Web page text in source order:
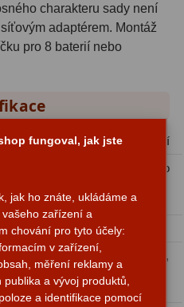
charakteru sady není
adaptérem. Montáž
pro 8 baterií nebo
Montáž:
Azimutální
(GOTO):
Ano
Úroveň uživatele: Začátečník
Oblast použití: Astrofotografie,
Pozorování vesmíru,
Pozorování planet
fungoval, jak jste
jak ho znáte, ukládáme a
zařízení a
chování pro tyto účely:
v zařízení,
měření reklamy a
a vývoj produktů,
a identifikace pomocí